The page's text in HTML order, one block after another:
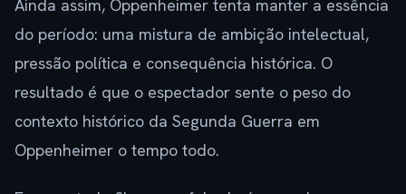
Ainda assim, Oppenheimer tenta manter a essência
do período: uma mistura de ambição intelectual,
pressão política e consequência histórica. O
resultado é que o espectador sente o peso do
contexto histórico da Segunda Guerra em
Oppenheimer o tempo todo.